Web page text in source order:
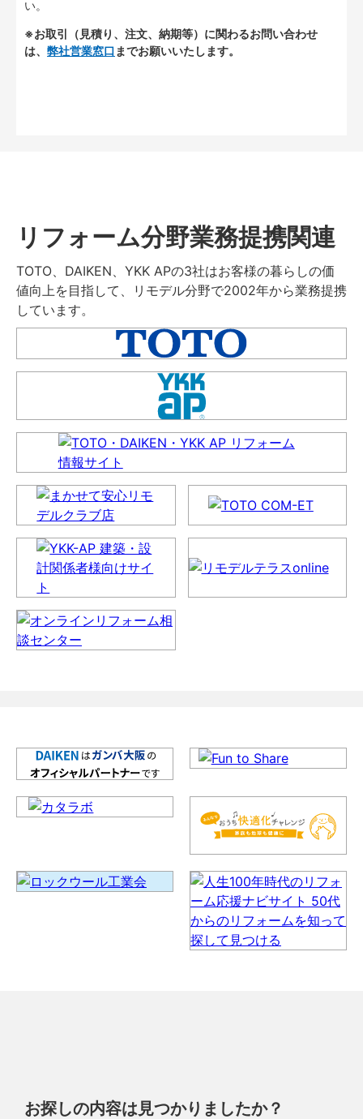
い。
※お取引（見積り、注文、納期等）に関わるお問い合わせ
は、 弊社営業窓口 までお願いいたします。
リフォーム分野業務提携関連
TOTO、DAIKEN、YKK APの3社はお客様の暮らしの価
値向上を目指して、リモデル分野で2002年から業務提携
しています。
お探しの内容は見つかりましたか？